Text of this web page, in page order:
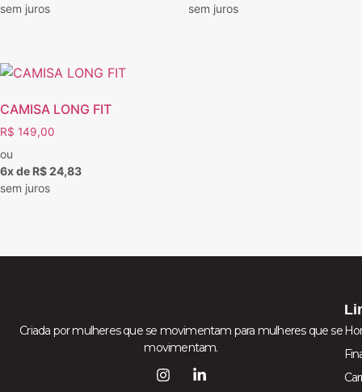
sem juros
sem juros
CAMISA LONG FIT
R$ 149,00
ou
6x de R$ 24,83
sem juros
Criada por mulheres que se movimentam para mulheres que se
movimentam.